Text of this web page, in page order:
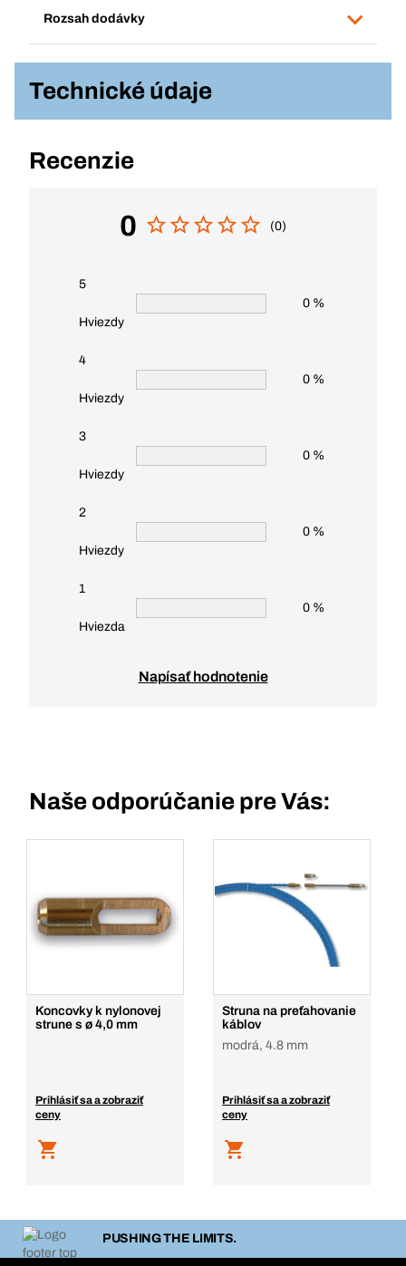
Rozsah dodávky
Technické údaje
Recenzie
0 (0)
5
Hviezdy
0 %
4
Hviezdy
0 %
3
Hviezdy
0 %
2
Hviezdy
0 %
1
Hviezda
0 %
Napísať hodnotenie
Naše odporúčanie pre Vás:
Koncovky k nylonovej
strune s ø 4,0 mm
Prihlásiť sa a zobraziť
ceny
Struna na preťahovanie
káblov
modrá, 4.8 mm
Prihlásiť sa a zobraziť
ceny
PUSHING THE LIMITS.